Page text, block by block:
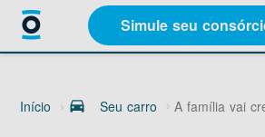
Simule seu
Categorias
Início drive_eta Seu carro A família vai